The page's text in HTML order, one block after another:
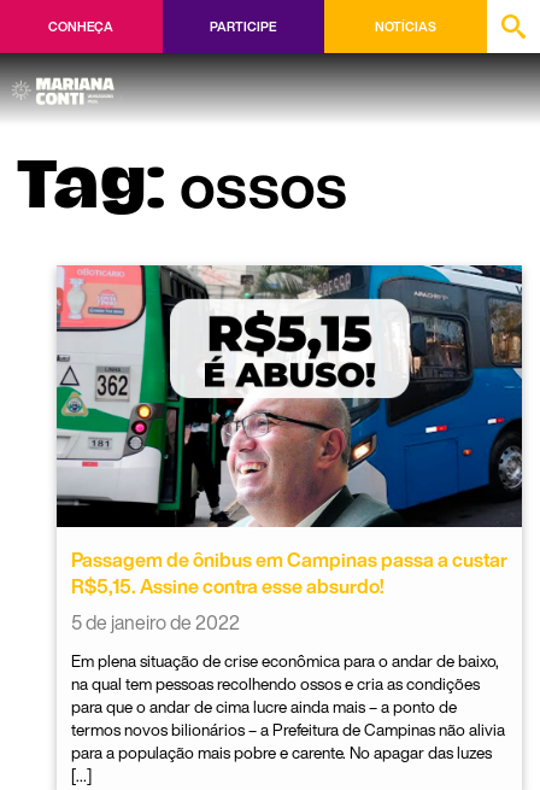
CONHEÇA PARTICIPE NOTÍCIAS
Tag: ossos
Passagem de ônibus em Campinas passa a custar
R$5,15. Assine contra esse absurdo!
5 de janeiro de 2022
Em plena situação de crise econômica para o andar de baixo,
na qual tem pessoas recolhendo ossos e cria as condições
para que o andar de cima lucre ainda mais – a ponto de
termos novos bilionários – a Prefeitura de Campinas não alivia
para a população mais pobre e carente. No apagar das luzes
[…]